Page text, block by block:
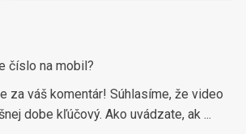
číslo na mobil?
za váš komentár! Súhlasíme, že video
dobe kľúčový. Ako uvádzate, ak ...